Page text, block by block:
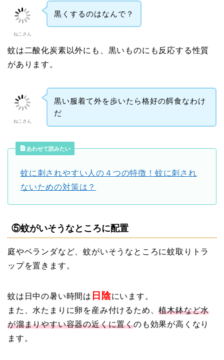
ねこさん
黒くするのはなんで？
蚊は二酸化炭素以外にも、黒いものにも反応する性質
があります。
ねこさん
黒い服着て外を歩いたら格好の餌食なわけ
だ
あわせて読みたい
蚊に刺されやすい人の４つの特徴！蚊に刺され
ないための対策は？
⑤蚊がいそうなところに配置
庭やベランダなど、蚊がいそうなところに蚊取りトラ
ップを置きます。
蚊は日中の暑い時間は 日陰にいます。
また、水たまりに卵を産み付けるため、植木鉢など水
が溜まりやすい容器の近くに置くのも効果が高くなり
ます。